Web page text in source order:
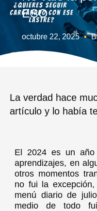
ESO
octubre 22, 2025
La verdad hace
artículo y lo había
El 2024 es un año
aprendizajes, en
otros momentos
no fui la
menú diario de
medio de todo